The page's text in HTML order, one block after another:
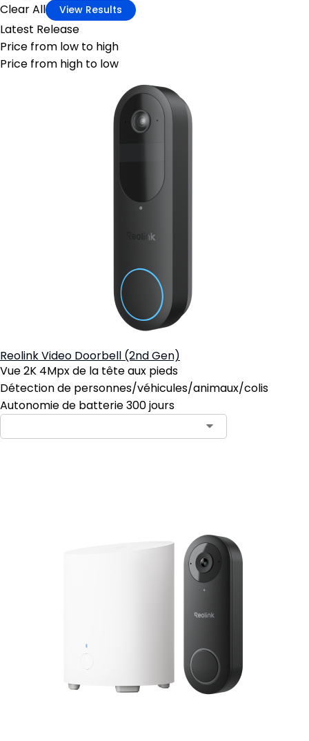
Clear All View Results
Latest Release
Price from low to high
Price from high to low
Reolink Video Doorbell (2nd Gen)
Vue 2K 4Mpx de la tête aux pieds
Détection de personnes/véhicules/animaux/colis
Autonomie de batterie 300 jours